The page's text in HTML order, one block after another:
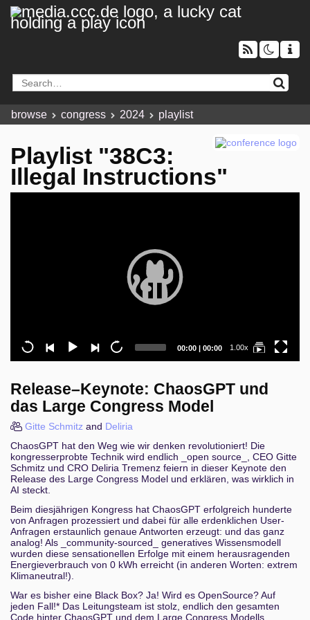
browse congress 2024 playlist
Playlist "38C3:
Illegal Instructions"
Current
00:00 | Total
00:00 1.00x
Release–Keynote: ChaosGPT und
das Large Congress Model
Gitte Schmitz and Deliria
ChaosGPT hat den Weg wie wir denken revolutioniert! Die
kongresserprobte Technik wird endlich _open source_, CEO Gitte
Schmitz und CRO Deliria Tremenz feiern in dieser Keynote den
Release des Large Congress Model und erklären, was wirklich in
AI steckt.
Beim diesjährigen Kongress hat ChaosGPT erfolgreich hunderte
von Anfragen prozessiert und dabei für alle erdenklichen User-
Anfragen erstaunlich genaue Antworten erzeugt: und das ganz
analog! Als _community-sourced_ generatives Wissensmodell
wurden diese sensationellen Erfolge mit einem herausragenden
Energieverbrauch von 0 kWh erreicht (in anderen Worten: extrem
Klimaneutral!).
War es bisher eine Black Box? Ja! Wird es OpenSource? Auf
jeden Fall!* Das Leitungsteam ist stolz, endlich den gesamten
Code hinter ChaosGPT und dem Large Congress Modells